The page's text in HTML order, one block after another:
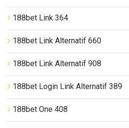
188bet Link 364
188bet Link Alternatif 660
188bet Link Alternatif 908
188bet Login Link Alternatif 389
188bet One 408